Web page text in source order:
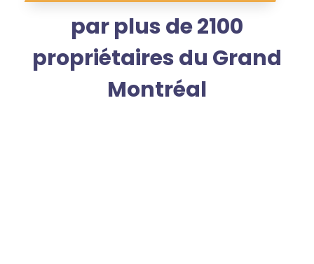
par plus de 2100
propriétaires du Grand
Montréal